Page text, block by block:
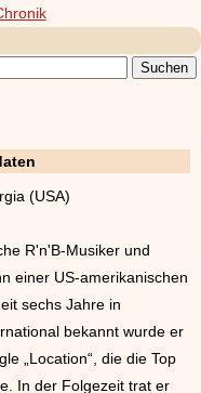
(USA)
R'n'B-Musiker und
einer US-amerikanischen
sechs Jahre in
bekannt wurde er
„Location“, die die Top
In der Folgezeit trat er